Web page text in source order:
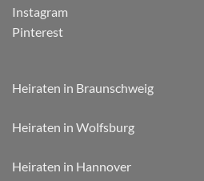
Instagram
Pinterest
Heiraten in Braunschweig
Heiraten in Wolfsburg
Heiraten in Hannover